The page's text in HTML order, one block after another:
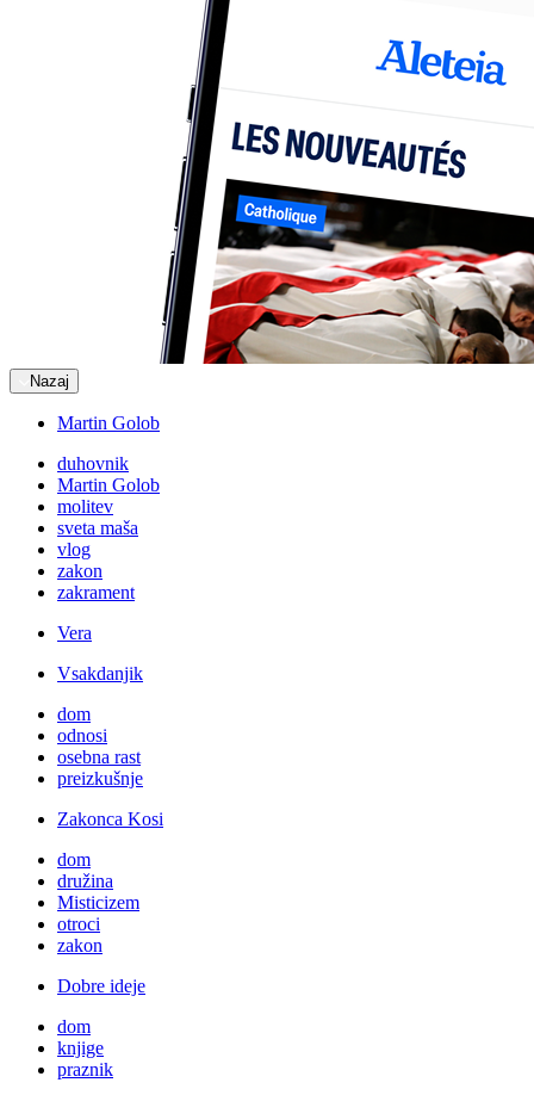
Nazaj
Martin Golob
duhovnik
Martin Golob
molitev
sveta maša
vlog
zakon
zakrament
Vera
Vsakdanjik
dom
odnosi
osebna rast
preizkušnje
Zakonca Kosi
dom
družina
Misticizem
otroci
zakon
Dobre ideje
dom
knjige
praznik